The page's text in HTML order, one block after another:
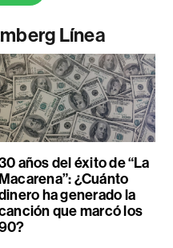
Línea
años del éxito de “La
Macarena”: ¿Cuánto
ha generado la
que marcó los